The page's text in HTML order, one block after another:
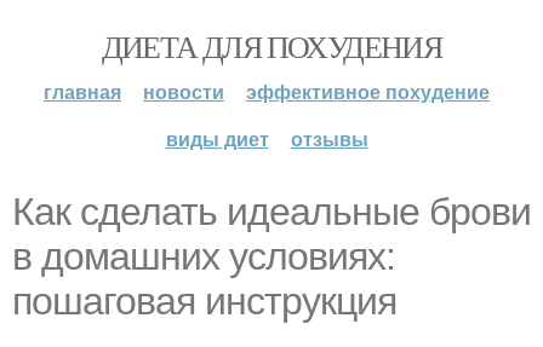
ДИЕТА ДЛЯ ПОХУДЕНИЯ
главная новости
эффективное похудение
виды диет
отзывы
Как сделать идеальные брови
в домашних условиях:
пошаговая инструкция